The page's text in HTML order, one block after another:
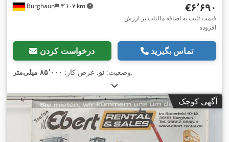
Burghaun ۴٬۱۰۷ km ‎€۶٬۶۹۰
قیمت ثابت به اضافه مالیات بر ارزش
افزوده
درخواست کردن تماس بگیرید
وضعیت: نو, عرض کار: ۸۵٬۰۰۰ میلی‌متر ,
آگهی کوچک